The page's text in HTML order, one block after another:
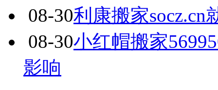
08-30利康搬家socz.cn
08-30小红帽搬家
影响